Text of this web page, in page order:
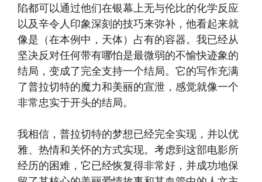
陷都可以通过他们在银幕上无与伦比的化学反应
以及辛令人印象深刻的技巧来弥补，他看起来就
像是（在本例中，天体）占有的容器。我已经从
坚决反对任何带有哪怕是最微弱的不愉快迹象的
结局，变成了完全支持一个结局。它的写作充满
了普拉切特的魔力和美丽的宣泄，感觉就像一个
非常忠实于开头的结局。​​​
我相信，普拉切特的梦想已经完全实现，并以优
雅、热情和关怀的方式实现。考虑到这部电影所
经历的困难，它已经恢复得非常好，并成功地保